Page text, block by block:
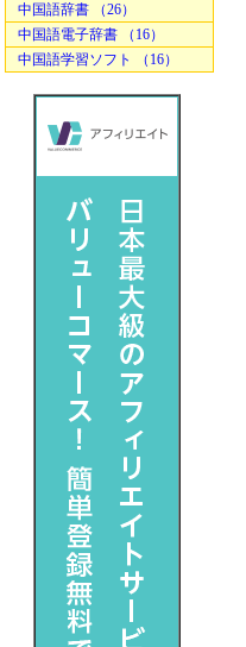
中国語辞書 （26）
中国語電子辞書 （16）
中国語学習ソフト （16）